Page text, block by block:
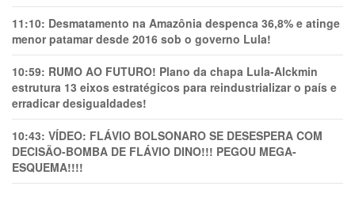
11:10: Desmatamento na Amazônia despenca 36,8% e atinge
menor patamar desde 2016 sob o governo Lula!
10:59: RUMO AO FUTURO! Plano da chapa Lula-Alckmin
estrutura 13 eixos estratégicos para reindustrializar o país e
erradicar desigualdades!
10:43: VÍDEO: FLÁVIO BOLSONARO SE DESESPERA COM
DECISÃO-BOMBA DE FLÁVIO DINO!!! PEGOU MEGA-
ESQUEMA!!!!